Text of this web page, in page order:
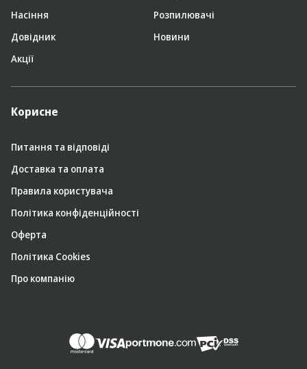
Насіння
Розпилювачі
Довідник
Новини
Акції
Корисне
Питання та відповіді
Доставка та оплата
Правила користувача
Політика конфіденційності
Оферта
Політика Cookies
Про компанію